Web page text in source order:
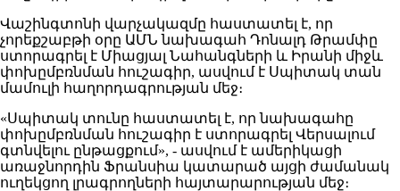
Վաշինգտոնի վարչակազմը հաստատել է, որ
չորեքշաբթի օրը ԱՄՆ նախագահ Դոնալդ Թրամփը
ստորագրել է Միացյալ Նահանգների և Իրանի միջև
փոխըմբռնման հուշագիր, ասվում է Սպիտակ տան
մամուլի հաղորդագրության մեջ։
«Սպիտակ տունը հաստատել է, որ նախագահը
փոխըմբռնման հուշագիր է ստորագրել Վերսալում
գտնվելու ընթացքում», - ասվում է ամերիկացի
առաջնորդին Ֆրանսիա կատարած այցի ժամանակ
ուղեկցող լրագրողների հայտարարության մեջ։